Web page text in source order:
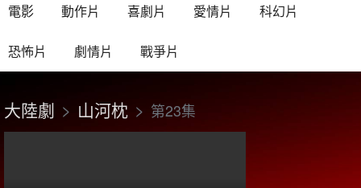
電影 動作片 喜劇片 愛情片 科幻片
恐怖片 劇情片 戰爭片
大陸劇 山河枕 第23集